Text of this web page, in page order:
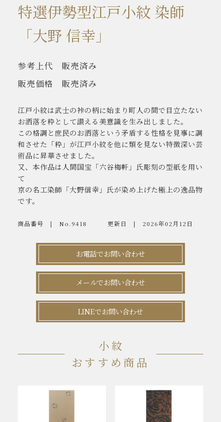
特選伊勢型江戸小紋 染師
「大野 信幸」
参考上代
販売済み
販売価格
販売済み
江戸小紋は武士の裃の柄に始まり町人の間で目立たない
お洒落を粋として讃える美意識を生み出しました。
この格調と庶民のお洒落という矛盾する性格を見事に調
和させた「粋」が江戸小紋を他に類を見ない特徴深い芸
術品に昇華させました。
又、本作品は人間国宝「六谷梅軒」氏彫刻の型紙を用い
て
京の名工染師「大野信幸」氏が染め上げた極上の逸品物
です。
商品番号 No.9418 更新日 2026年02月12日
お電話でお問い合わせ
メールでお問い合わせ
LINEでお問い合わせ
小紋
おすすめ商品